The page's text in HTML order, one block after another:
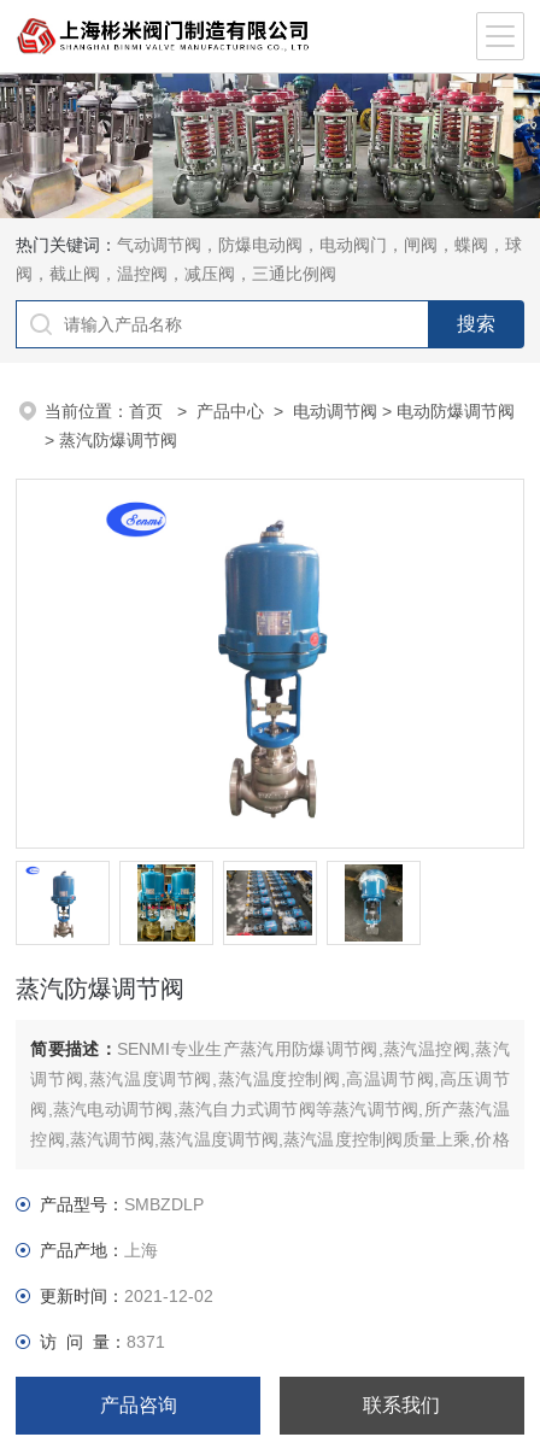
热门关键词：气动调节阀，防爆电动阀，电动阀门，闸阀，蝶阀，球
阀，截止阀，温控阀，减压阀，三通比例阀
当前位置：首页 > 产品中心 > 电动调节阀 > 电动防爆调节阀
> 蒸汽防爆调节阀
蒸汽防爆调节阀
简要描述： SENMI专业生产蒸汽用防爆调节阀,蒸汽温控阀,蒸汽
调节阀,蒸汽温度调节阀,蒸汽温度控制阀,高温调节阀,高压调节
阀,蒸汽电动调节阀,蒸汽自力式调节阀等蒸汽调节阀,所产蒸汽温
控阀,蒸汽调节阀,蒸汽温度调节阀,蒸汽温度控制阀质量上乘,价格
产品型号： SMBZDLP
产品产地： 上海
更新时间： 2021-12-02
访 问 量：8371
产品咨询 联系我们